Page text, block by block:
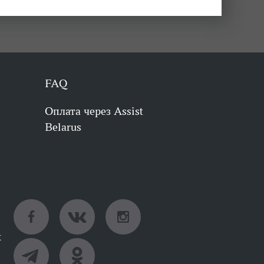
FAQ
Оплата через Assist
Belarus